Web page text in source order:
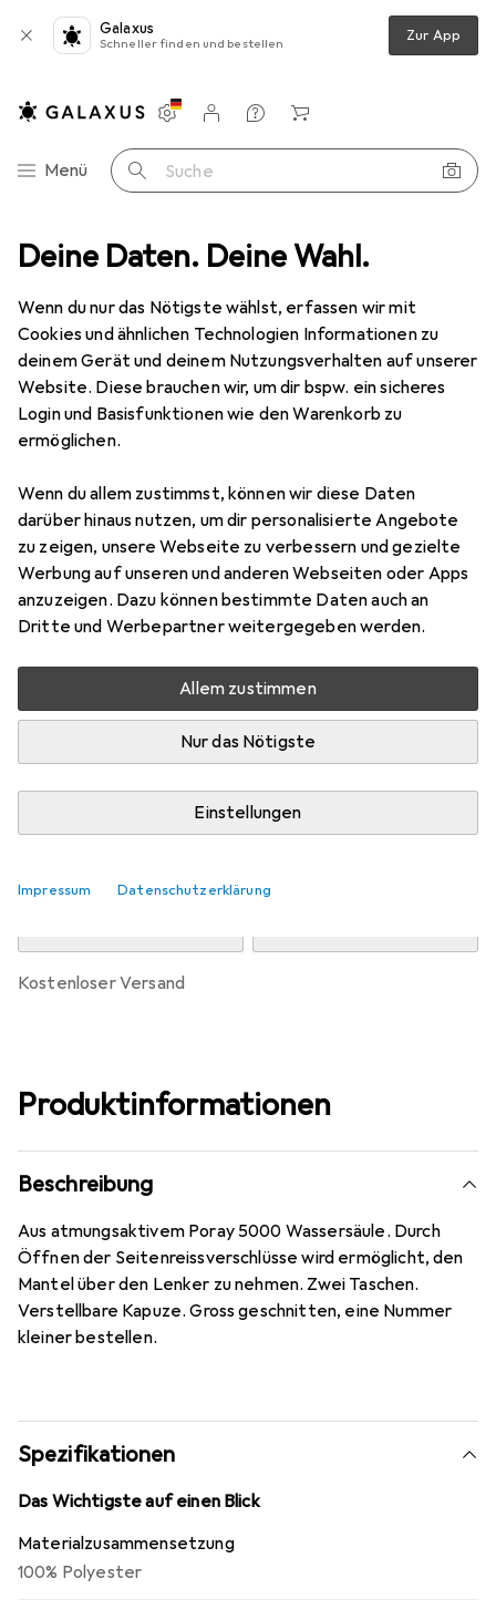
Deine Daten. Deine Wahl.
Wenn du nur das Nötigste wählst, erfassen wir mit
Cookies und ähnlichen Technologien Informationen zu
deinem Gerät und deinem Nutzungsverhalten auf unserer
Website. Diese brauchen wir, um dir bspw. ein sicheres
Login und Basisfunktionen wie den Warenkorb zu
ermöglichen.
Wenn du allem zustimmst, können wir diese Daten
darüber hinaus nutzen, um dir personalisierte Angebote
zu zeigen, unsere Webseite zu verbessern und gezielte
Werbung auf unseren und anderen Webseiten oder Apps
anzuzeigen. Dazu können bestimmte Daten auch an
Dritte und Werbepartner weitergegeben werden.
Allem zustimmen
Nur das Nötigste
Einstellungen
Impressum Datenschutzerklärung
Galaxus
Schneller finden und bestellen Zur App
Navigation nach Kategorien
Menü Suche
Einstellungen
Kundenkonto
Vergleichslisten
Merklisten
Warenkorb
Sport Bike Velobekleidung Velojacke
9 Bilder
Agu Seq
Preis in EUR inkl. MwSt.
EUR
134,82
2
Bewertungen Marke
Mehr von Agu
Zwischen Do, 13.8. und Fr, 14.8. geliefert
5 Stück an Lager beim Drittanbieter
Lieferort angeben für genaue Lieferzeit
FR
kostenloser Versand
Produktinformationen
Beschreibung
Aus atmungsaktivem Poray 5000 Wassersäule. Durch
Öffnen der Seitenreissverschlüsse wird ermöglicht, den
Mantel über den Lenker zu nehmen. Zwei Taschen.
Verstellbare Kapuze. Gross geschnitten, eine Nummer
kleiner bestellen.
Spezifikationen
Das Wichtigste auf einen Blick
Materialzusammensetzung
100% Polyester